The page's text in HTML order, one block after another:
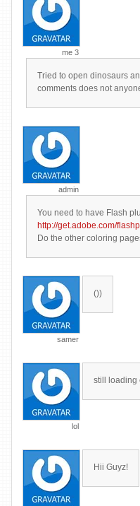
me 3
Tried to open dinosaurs
comments does not
admin
You need to have Flash
http://get.adobe.com/
Do the other coloring
samer
())
lol
still loading
Hii Guyz!